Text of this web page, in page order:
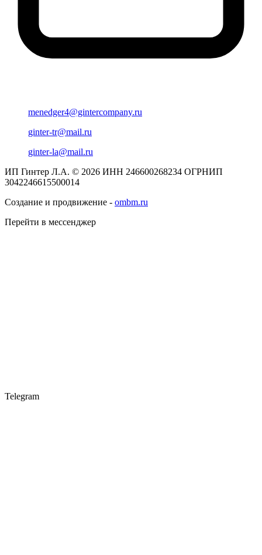
menedger4@gintercompany.ru
ginter-tr@mail.ru
ginter-la@mail.ru
ИП Гинтер Л.А. © 2026 ИНН 246600268234 ОГРНИП
3042246615500014
Создание и продвижение - ombm.ru
Перейти в мессенджер
Telegram